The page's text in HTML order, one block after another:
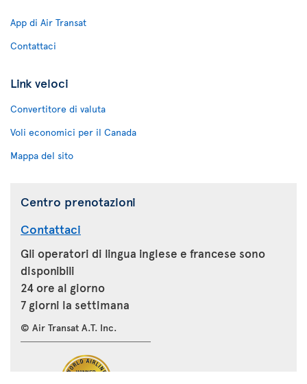
App di Air Transat
Contattaci
Link veloci
Convertitore di valuta
Voli economici per il Canada
Mappa del sito
Centro prenotazioni
Contattaci
Gli operatori di lingua inglese e francese sono
disponibili
24 ore al giorno
7 giorni la settimana
© Air Transat A.T. Inc.